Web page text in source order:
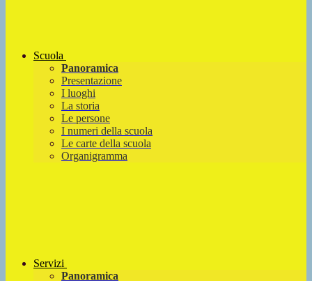
Scuola
Panoramica
Presentazione
I luoghi
La storia
Le persone
I numeri della scuola
Le carte della scuola
Organigramma
Servizi
Panoramica